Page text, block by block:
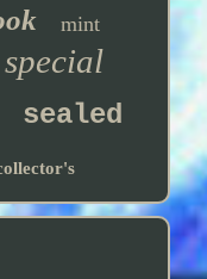
mint
special
sealed